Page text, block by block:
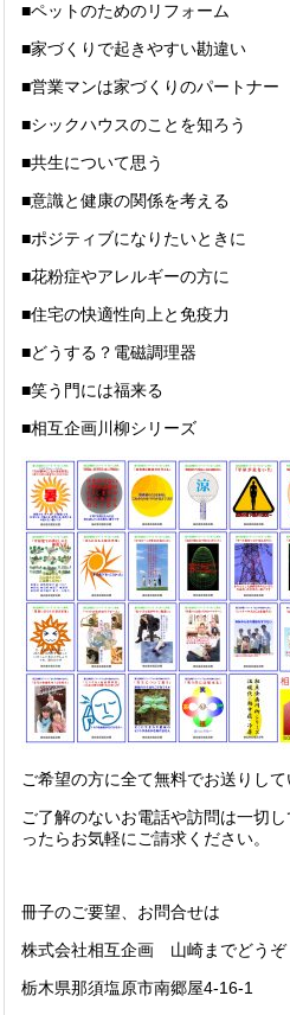
■ペットのためのリフォーム
■家づくりで起きやすい勘違い
■営業マンは家づくりのパートナー
■シックハウスのことを知ろう
■共生について思う
■意識と健康の関係を考える
■ポジティブになりたいときに
■花粉症やアレルギーの方に
■住宅の快適性向上と免疫力
■どうする？電磁調理器
■笑う門には福来る
■相互企画川柳シリーズ
ご希望の方に全て無料でお送りして
ご了解のないお電話や訪問は一切
ったらお気軽にご請求ください。
冊子のご要望、お問合せは
株式会社相互企画 山崎までどうぞ
栃木県那須塩原市南郷屋4-16-1